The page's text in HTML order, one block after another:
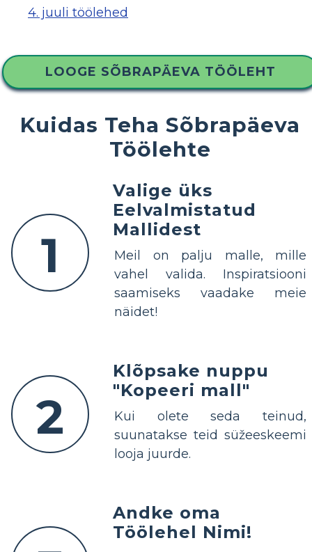
4. juuli töölehed
LOOGE SÕBRAPÄEVA TÖÖLEHT
Kuidas Teha Sõbrapäeva
Töölehte
1
Valige üks
Eelvalmistatud
Mallidest
Meil on palju malle, mille
vahel valida. Inspiratsiooni
saamiseks vaadake meie
näidet!
2
Klõpsake nuppu
"Kopeeri mall"
Kui olete seda teinud,
suunatakse teid süžeeskeemi
looja juurde.
Andke oma
Töölehel Nimi!